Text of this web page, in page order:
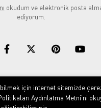
okudum ve elektronik posta
ediyorum.
Download on the
App Store
için internet sitemizde
Aydınlatma Metni’ni